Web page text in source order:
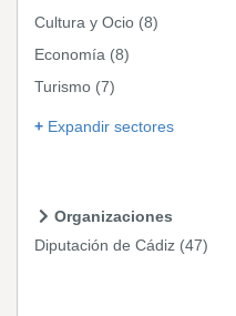
Cultura y Ocio (8)
Economía (8)
Turismo (7)
Expandir sectores
Organizaciones
Diputación de Cádiz (47)